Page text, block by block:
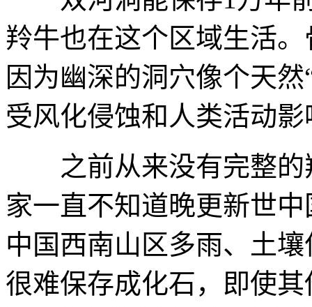
羚牛也在这个区域生活
因为幽深的洞穴像个天
受风化侵蚀和人类活动影
之前从来没有完整的
家一直不知道晚更新世
中国西南山区多雨、土
很难保存成化石，即使